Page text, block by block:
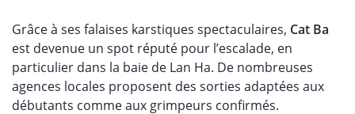
Grâce à ses falaises karstiques spectaculaires, Cat Ba
est devenue un spot réputé pour l’escalade, en
particulier dans la baie de Lan Ha. De nombreuses
agences locales proposent des sorties adaptées aux
débutants comme aux grimpeurs confirmés.